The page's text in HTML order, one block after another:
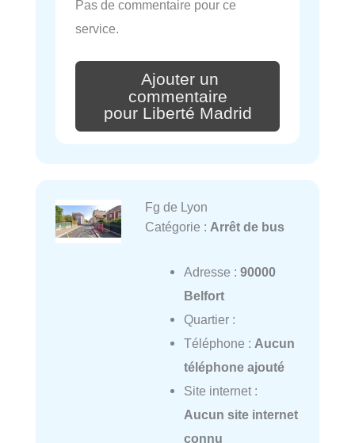
Pas de commentaire pour ce
service.
Ajouter un
commentaire
pour Liberté Madrid
Fg de Lyon
Catégorie : Arrêt de bus
Adresse : 90000
Belfort
Quartier :
Téléphone : Aucun
téléphone ajouté
Site internet :
Aucun site internet
connu